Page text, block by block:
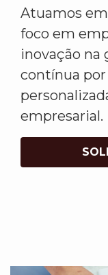
Atuamos
foco em
inovação na
contínua
empresarial.